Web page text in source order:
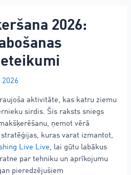
2026:
2026
aktivitāte, kas katru ziemu
sirdis. Šis raksts sniegs
ņemot vērā
kuras varat izmantot,
Live Live, lai gūtu labākus
par tehniku un aprīkojumu
pieredzējušiem